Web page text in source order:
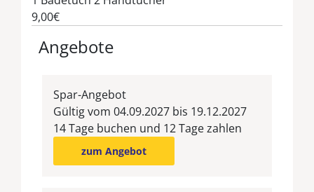
9,00€
Angebote
Spar-Angebot
Gültig vom 04.09.2027 bis 19.12.2027
14 Tage buchen und 12 Tage zahlen
zum Angebot